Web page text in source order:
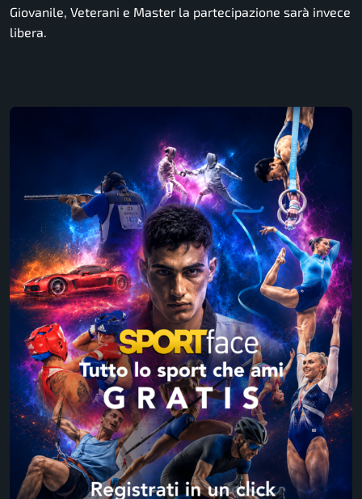
Giovanile, Veterani e Master la partecipazione sarà invece
libera.